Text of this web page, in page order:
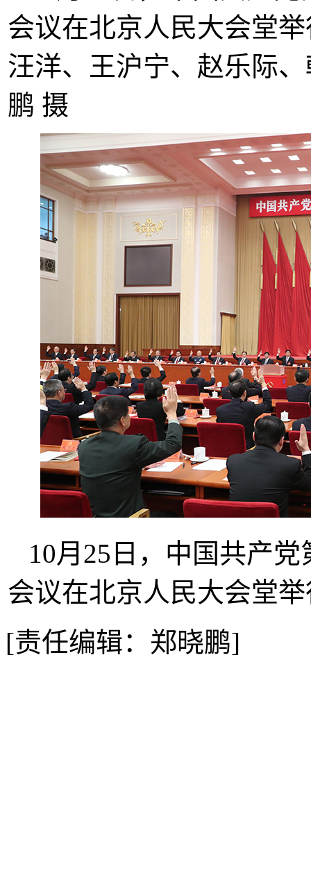
会议在北京人民大会堂
汪洋、王沪宁、赵乐际
鹏 摄
10月25日，中国共产
会议在北京人民大会堂
[责任编辑：郑晓鹏]